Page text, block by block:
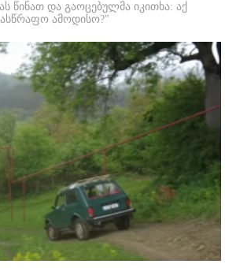
წინათ და გაოცებულმა იკითხა: აქ
ამოდისო?"